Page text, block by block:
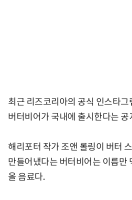
최근 리즈코리아의 공식 인스타그
버터비어가 국내에 출시한다는
해리포터 작가 조앤 롤링이 버터
만들어냈다는 버터비어는 이름만
올 음료다.